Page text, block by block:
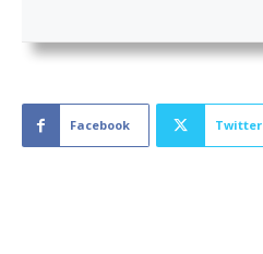
Facebook Twitter